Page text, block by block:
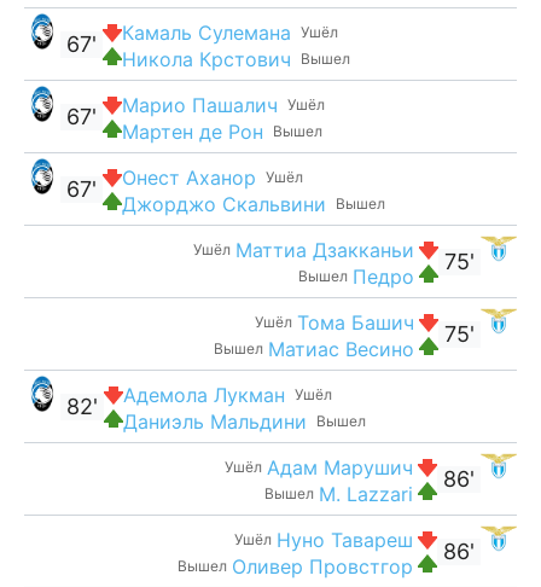
Ушёл
Камаль Сулемана
Вышел
Никола Крстович
67'
Ушёл
Марио Пашалич
Вышел
Мартен де Рон
67'
Ушёл
Онест Аханор
Вышел
Джорджо Скальвини
67'
75'
Ушёл Маттиа Дзакканьи
Вышел Педро
75'
Ушёл Тома Башич
Вышел Матиас Весино
Ушёл
Адемола Лукман
Вышел
Даниэль Мальдини
82'
86'
Ушёл Адам Марушич
Вышел M. Lazzari
86'
Ушёл Нуно Тавареш
Вышел Оливер Провстгор